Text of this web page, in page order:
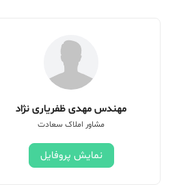
مهندس مهدی ظفریاری نژاد
مشاور املاک سعادت
نمایش پروفایل